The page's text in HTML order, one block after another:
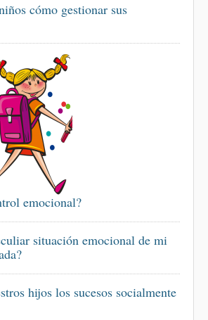
cómo gestionar sus
emocional?
situación emocional de mi
hijos los sucesos socialmente